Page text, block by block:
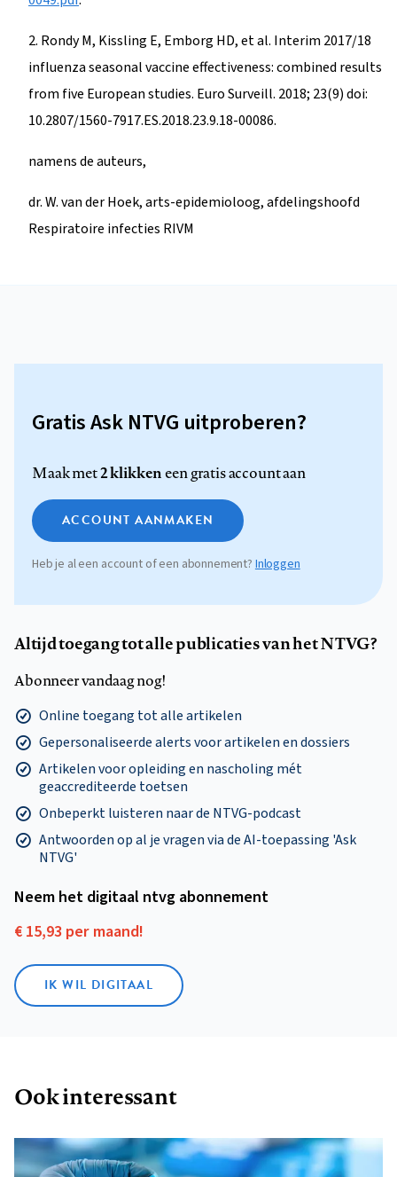
2. Rondy M, Kissling E, Emborg HD, et al. Interim 2017/18
influenza seasonal vaccine effectiveness: combined results
from five European studies. Euro Surveill. 2018; 23(9) doi:
10.2807/1560-7917.ES.2018.23.9.18-00086.
namens de auteurs,
dr. W. van der Hoek, arts-epidemioloog, afdelingshoofd
Respiratoire infecties RIVM
Gratis Ask NTVG uitproberen?
Maak met2 klikkeneen gratis account aan
ACCOUNT AANMAKEN
Heb je al een account of een abonnement? Inloggen
Altijd toegang tot alle publicaties van het NTVG?
Abonneer vandaag nog!
Online toegang tot alle artikelen
Gepersonaliseerde alerts voor artikelen en dossiers
Artikelen voor opleiding en nascholing mét
geaccrediteerde toetsen
Onbeperkt luisteren naar de NTVG-podcast
Antwoorden op al je vragen via de AI-toepassing 'Ask
NTVG'
Neem het digitaal ntvg abonnement
€ 15,93 per maand!
IK WIL DIGITAAL
Ook interessant